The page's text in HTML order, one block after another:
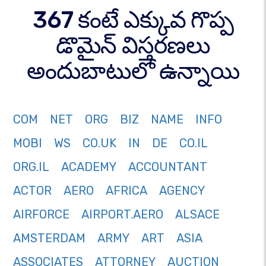
367 కంటే ఎక్కువ గొప్ప
డొమైన్ విస్తరణలు
అందుబాటులో ఉన్నాయి
COM NET ORG BIZ NAME
INFO
MOBI
WS CO.UK IN DE
CO.IL
ORG.IL
ACADEMY
ACCOUNTANT
ACTOR
AERO AFRICA
AGENCY
AIRFORCE
AIRPORT.AERO
ALSACE
AMSTERDAM
ARMY ART
ASIA
ASSOCIATES
ATTORNEY AUCTION